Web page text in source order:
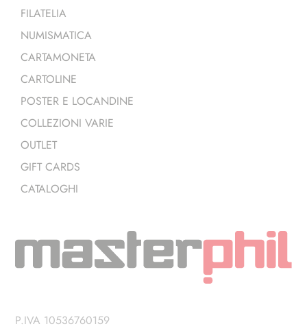
FILATELIA
NUMISMATICA
CARTAMONETA
CARTOLINE
POSTER E LOCANDINE
COLLEZIONI VARIE
OUTLET
GIFT CARDS
CATALOGHI
P.IVA 10536760159